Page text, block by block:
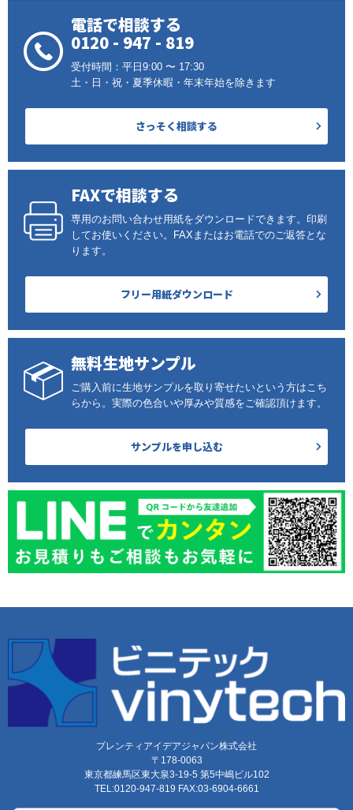
電話で相談する
0120 - 947 - 819
受付時間：平日9:00 〜 17:30
土・日・祝・夏季休暇・年末年始を除きます
さっそく相談する
FAXで相談する
専用のお問い合わせ用紙をダウンロードできます。印刷
してお使いください。FAXまたはお電話でのご返答とな
ります。
フリー用紙ダウンロード
無料生地サンプル
ご購入前に生地サンプルを取り寄せたいという方はこち
らから。実際の色合いや厚みや質感をご確認頂けます。
サンプルを申し込む
プレンティアイデアジャパン株式会社
〒178-0063
東京都練馬区東大泉3-19-5 第5中嶋ビル102
TEL:0120-947-819 FAX:03-6904-6661